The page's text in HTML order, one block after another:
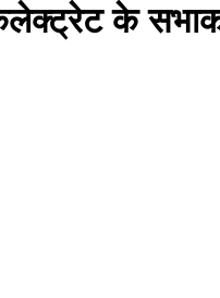
के